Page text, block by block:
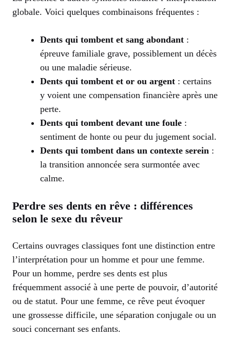
globale. Voici quelques combinaisons fréquentes :
Dents qui tombent et sang abondant :
épreuve familiale grave, possiblement un décès
ou une maladie sérieuse.
Dents qui tombent et or ou argent : certains
y voient une compensation financière après une
perte.
Dents qui tombent devant une foule :
sentiment de honte ou peur du jugement social.
Dents qui tombent dans un contexte serein :
la transition annoncée sera surmontée avec
calme.
Perdre ses dents en rêve : différences
selon le sexe du rêveur
Certains ouvrages classiques font une distinction entre
l’interprétation pour un homme et pour une femme.
Pour un homme, perdre ses dents est plus
fréquemment associé à une perte de pouvoir, d’autorité
ou de statut. Pour une femme, ce rêve peut évoquer
une grossesse difficile, une séparation conjugale ou un
souci concernant ses enfants.